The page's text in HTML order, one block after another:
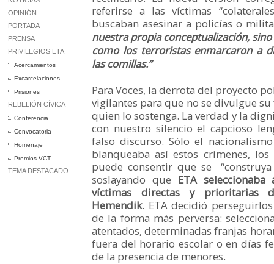
OPINIÓN
PORTADA
PRENSA
PRIVILEGIOS ETA
Acercamientos
Excarcelaciones
Prisiones
REBELIÓN CÍVICA
Conferencia
Convocatoria
Homenaje
Premios VCT
TEMA DESTACADO
referirse a las víctimas
buscaban asesinar a policías o
nuestra propia conceptualización,
como los terroristas enmarcaron a
las comillas.”
Para Voces, la derrota del proyecto
vigilantes para que no se divulgue
quien lo sostenga. La verdad y la
con nuestro silencio el capcioso
falso discurso. Sólo el
blanqueaba así estos crímenes,
puede consentir que se
soslayando que ETA
víctimas directas y prioritarias
Hemendik. ETA decidió
de la forma más perversa:
atentados, determinadas franjas
fuera del horario escolar o en días
de la presencia de menores.